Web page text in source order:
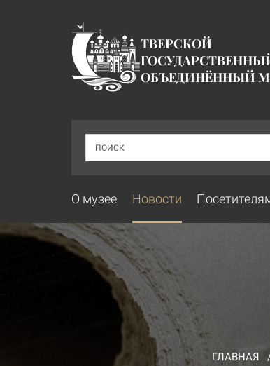
ТВЕРСКОЙ
ОБЪЕДИНЁННЫЙ
ПОИСК
О музее Новости
ГЛАВНАЯ